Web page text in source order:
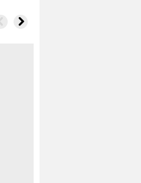
Secrets de tournage